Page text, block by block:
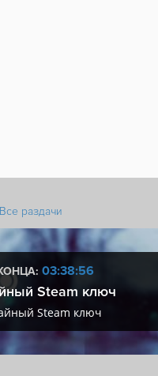
Все раздачи
03:38:55
Steam ключ
Steam ключ